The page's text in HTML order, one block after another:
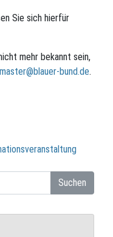
Sie sich hierfür
mehr bekannt sein,
bund.de.
Suchen